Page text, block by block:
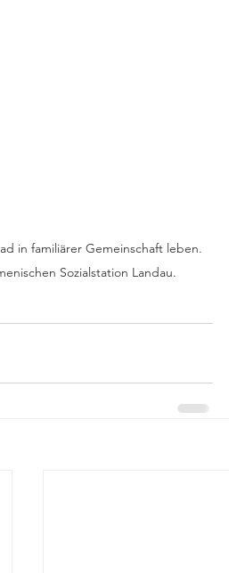
in familiärer Gemeinschaft leben.
Sozialstation Landau.